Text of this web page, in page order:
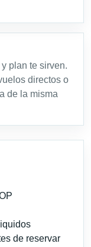
plan te sirven.
directos o
de la misma
de reservar